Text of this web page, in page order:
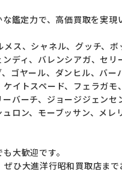
鑑定力で、高価買取を実現
ス、シャネル、グッチ、
ディ、バレンシアガ、セ
ゴヤール、ダンヒル、バー
イトスペード、フェラガモ
バーチ、ジョージジェンセ
ロン、モーブッサン、メレ
大歓迎です。
ひ大進洋行昭和買取店まで